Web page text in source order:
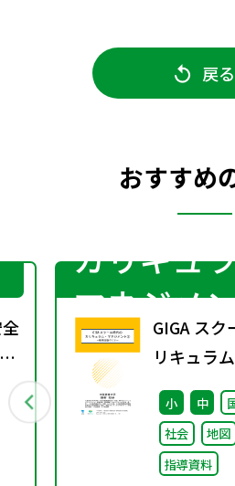
戻る
おすすめ
カリキュ
マネジメ
GIGA スク
リキュラ
ト③〜教
小 中
社会
地図
指導資料